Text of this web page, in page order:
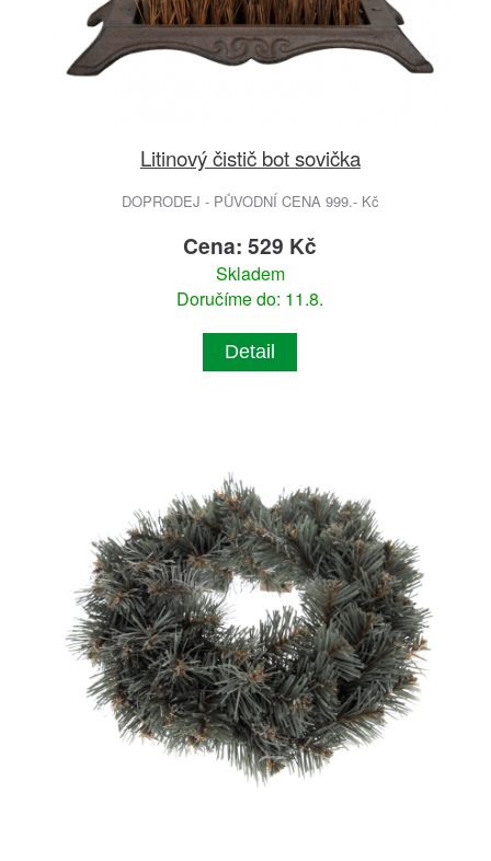
Litinový čistič bot sovička
DOPRODEJ - PŮVODNÍ CENA 999.- Kč
Cena: 529 Kč
Skladem
Doručíme do: 11.8.
Detail